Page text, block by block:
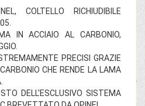
COLTELLO RICHIUDIBILE
IN ACCIAIO AL CARBONIO,
PRECISI GRAZIE
CHE RENDE LA LAMA
DELL'ESCLUSIVO SISTEMA